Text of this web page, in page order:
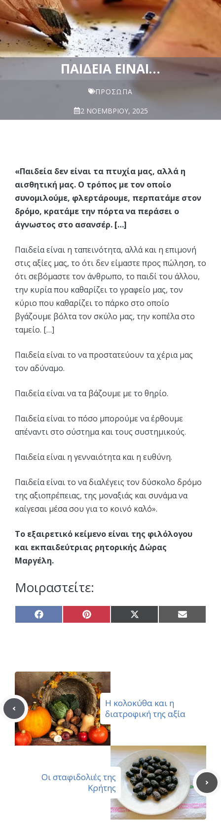
ΠΑΙΔΕΊΑ ΕΊΝΑΙ…
ΠΡΌΣΩΠΑ
2 ΝΟΕΜΒΡΊΟΥ, 2025
«Παιδεία δεν είναι τα πτυχία μας, αλλά η
αισθητική μας. Ο τρόπος με τον οποίο
συνομιλούμε, φλερτάρουμε, περπατάμε στον
δρόμο, κρατάμε την πόρτα να περάσει ο
άγνωστος στο ασανσέρ. […]
Παιδεία είναι η ταπεινότητα, αλλά και η επιμονή
στις αξίες μας, το ότι δεν είμαστε προς πώληση, το
ότι σεβόμαστε τον άνθρωπο, το παιδί του άλλου,
την κυρία που καθαρίζει το γραφείο μας, τον
κύριο που καθαρίζει το πάρκο στο οποίο
βγάζουμε βόλτα τον σκύλο μας, την κοπέλα στο
ταμείο. […]
Παιδεία είναι το να προστατεύουν τα χέρια μας
τον αδύναμο.
Παιδεία είναι να τα βάζουμε με το θηρίο.
Παιδεία είναι το πόσο μπορούμε να έρθουμε
απέναντι στο σύστημα και τους συστημικούς.
Παιδεία είναι η γενναιότητα και η ευθύνη.
Παιδεία είναι το να διαλέγεις τον δύσκολο δρόμο
της αξιοπρέπειας, της μοναξιάς και συνάμα να
καίγεσαι μέσα σου για το κοινό καλό».
Tο εξαιρετικό κείμενο είναι της φιλόλογου
και εκπαιδεύτριας ρητορικής Δώρας
Μαργέλη.
Μοιραστείτε:
Share
on
Share
on
Share
on
Share
on
Η κολοκύθα και η
διατροφική της αξία
Οι σταφιδολιές της
Κρήτης